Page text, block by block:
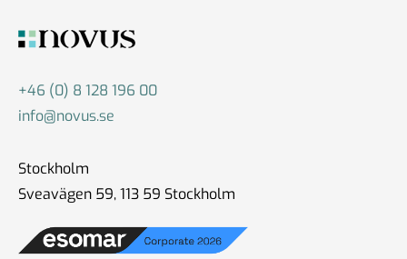
+46 (0) 8 128 196 00
info@novus.se
Stockholm
Sveavägen 59, 113 59 Stockholm